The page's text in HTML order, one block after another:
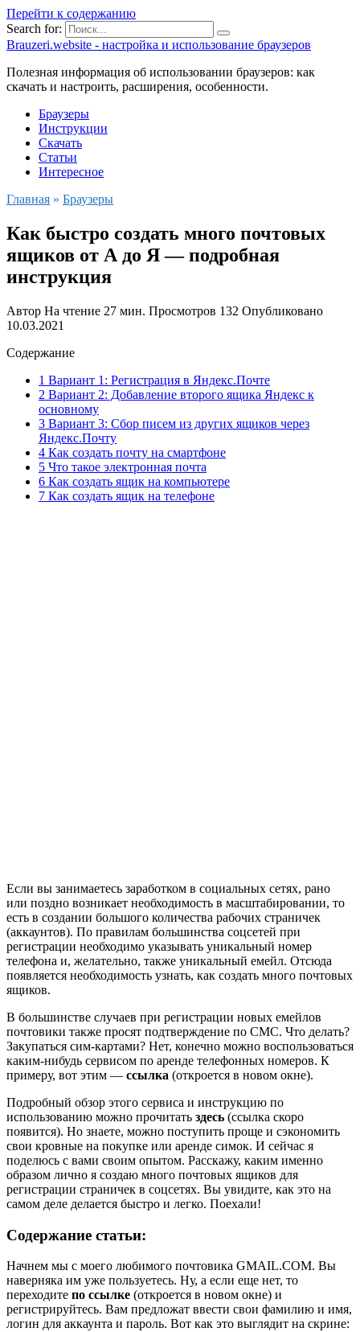
Перейти к содержанию
Search for:
Brauzeri.website - настройка и использование браузеров
Полезная информация об использовании браузеров: как
скачать и настроить, расширения, особенности.
Браузеры
Инструкции
Скачать
Статьи
Интересное
Главная » Браузеры
Как быстро создать много почтовых
ящиков от А до Я — подробная
инструкция
Автор На чтение 27 мин. Просмотров 132 Опубликовано
10.03.2021
Содержание
1 Вариант 1: Регистрация в Яндекс.Почте
2 Вариант 2: Добавление второго ящика Яндекс к
основному
3 Вариант 3: Сбор писем из других ящиков через
Яндекс.Почту
4 Как создать почту на смартфоне
5 Что такое электронная почта
6 Как создать ящик на компьютере
7 Как создать ящик на телефоне
Если вы занимаетесь заработком в социальных сетях, рано
или поздно возникает необходимость в масштабировании, то
есть в создании большого количества рабочих страничек
(аккаунтов). По правилам большинства соцсетей при
регистрации необходимо указывать уникальный номер
телефона и, желательно, также уникальный емейл. Отсюда
появляется необходимость узнать, как создать много почтовых
ящиков.
В большинстве случаев при регистрации новых емейлов
почтовики также просят подтверждение по СМС. Что делать?
Закупаться сим-картами? Нет, конечно можно воспользоваться
каким-нибудь сервисом по аренде телефонных номеров. К
примеру, вот этим — ссылка (откроется в новом окне).
Подробный обзор этого сервиса и инструкцию по
использованию можно прочитать здесь (ссылка скоро
появится). Но знаете, можно поступить проще и сэкономить
свои кровные на покупке или аренде симок. И сейчас я
поделюсь с вами своим опытом. Расскажу, каким именно
образом лично я создаю много почтовых ящиков для
регистрации страничек в соцсетях. Вы увидите, как это на
самом деле делается быстро и легко. Поехали!
Содержание статьи:
Начнем мы с моего любимого почтовика GMAIL.COM. Вы
наверняка им уже пользуетесь. Ну, а если еще нет, то
переходите по ссылке (откроется в новом окне) и
регистрируйтесь. Вам предложат ввести свои фамилию и имя,
логин для аккаунта и пароль. Вот как это выглядит на скрине: